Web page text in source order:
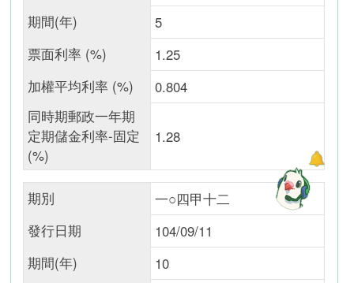
期間(年)
5
票面利率 (%)
1.25
加權平均利率 (%)
0.804
同時期郵政一年期
定期儲金利率-固定
(%)
1.28
期別
一○四甲十二
發行日期
104/09/11
期間(年)
10